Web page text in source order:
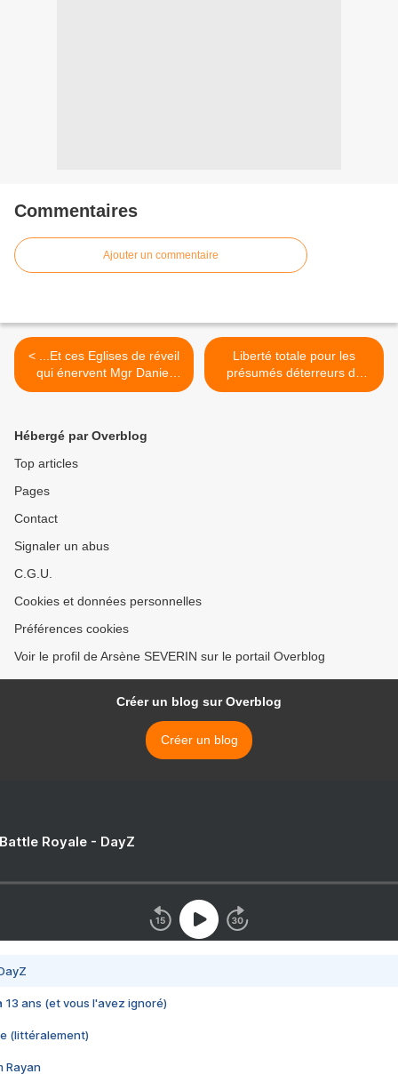
Commentaires
Ajouter un commentaire
< ...Et ces Eglises de réveil
qui énervent Mgr Daniel
Mizonzo de Nkayi !
Liberté totale pour les
présumés déterreurs de
Bouansa arrêtés à
Hébergé par Overblog
Top articles
Pages
Contact
Signaler un abus
C.G.U.
Cookies et données personnelles
Préférences cookies
Voir le profil de Arsène SEVERIN sur le portail Overblog
Créer un blog sur Overblog
Créer un blog
Royale - DayZ
13 ans (et vous l'avez ignoré)
(littéralement)
Rayan